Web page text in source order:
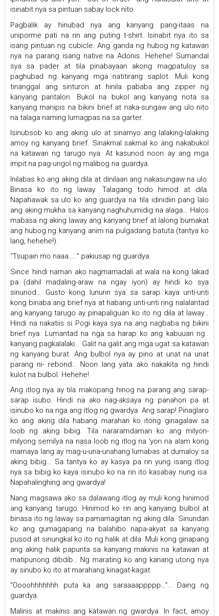
isinabit nya sa pintuan sabay lock nito.
Pagbalik ay hinubad nya ang kanyang pang-itaas na
uniporme pati na rin ang puting t-shirt. Isinabit nya ito sa
isang pintuan ng cubicle. Ang ganda ng hubog ng katawan
nya na parang isang native na Adonis. Hehehe! Sumandal
sya sa pader at tila pinabayaan akong magpatuloy sa
paghubad ng kanyang mga natitirang saplot. Muli kong
tinanggal ang sinturon at hinila pababa ang zipper ng
kanyang pantalon. Bukol na bukol ang kanyang nota sa
kanyang manipis na bikini brief at naka-sungaw ang ulo nito
na talaga naming lumagpas na sa garter.
Isinubsob ko ang aking ulo at sinamyo ang lalaking-lalaking
amoy ng kanyang brief. Sinakmal sakmal ko ang nakabukol
na katawan ng tarugo nya. At kasunod noon ay ang mga
impit na pag-ungol ng malibog na guardya.
Inilabas ko ang aking dila at dinilaan ang nakasungaw na ulo.
Binasa ko ito ng laway. Talagang todo himod at dila.
Napahawak sa ulo ko ang guardya na tila idinidiin pang lalo
ang aking mukha sa kanyang naghuhumidig na alaga… Halos
mabasa ng aking laway ang kanyang brief at lalong bumakat
ang hubog ng kanyang anim na pulgadang batuta (tantya ko
lang, hehehe!).
“Tsupain mo naaa…..” pakiusap ng guardya.
Since hindi naman ako nagmamadali at wala na kong lakad
pa (dahil madaling-araw na ngay iyon) ay hindi ko sya
sinunod… Gusto kong lunurin sya sa sarap kaya unti-unti
kong binaba ang brief nya at habang unti-unti ring nalalantad
ang kanyang tarugo ay pinapaliguan ko ito ng dila at laway…
Hindi na nakatiis si Pogi kaya sya na ang nagbaba ng bikini
brief nya. Lumantad na nga sa harap ko ang kabuuan ng..
kanyang pagkalalaki… Galit na galit ang mga ugat sa katawan
ng kanyang burat. Ang bulbol nya ay pino at unat na unat
parang ni- rebond… Noon lang yata ako nakakita ng hindi
kulot na bulbol. Hehehe!
Ang itlog nya ay tila makopang hinog na parang ang sarap-
sarap isubo. Hindi na ako nag-aksaya ng panahon pa at
isinubo ko na nga ang itlog ng gwardya. Ang sarap! Pinaglaro
ko ang aking dila habang marahan ko itong ginagalaw sa
loob ng aking bibig. Tila nararamdaman ko ang milyon-
milyong semilya na nasa loob ng itlog na ‘yon na alam kong
mamaya lang ay mag-u-una-unahang lumabas at dumaloy sa
aking bibig… Sa tantya ko ay kasya pa rin yung isang itlog
nya sa bibig ko kaya isinubo ko na rin ito kasabay nung isa.
Napahalinghing ang gwardya!
Nang magsawa ako sa dalawang itlog ay muli kong hinimod
ang kanyang tarugo. Hinimod ko rin ang kanyang bulbol at
binasa ito ng laway sa pamamagitan ng aking dila. Sinundan
ko ang gumagapang na balahibo napa-akyat sa kanyang
pusod at sinungkal ko ito ng halik at dila. Muli kong ginapang
ang aking halik papunta sa kanyang makinis na katawan at
matipunong dibdib… Ng marating ko ang kanang utong nya
ay sinubo ko ito at marahang kinagat-kagat.
“Oooohhhhhhh puta ka ang saraaaappppp…”.. Daing ng
guardya.
Malinis at makinis ang katawan ng gwardya. In fact, amoy